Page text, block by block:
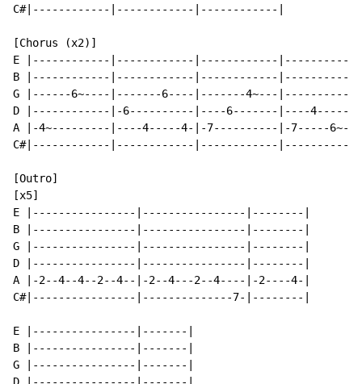
C#|------------|------------|------------|
[Chorus (x2)]
E |------------|------------|------------
B |------------|------------|------------
G |------6~----|-------6----|-------4~---
D |------------|-6----------|----6-------|----
A |-4~---------|----4-----4-|-7----------|-7-----
C#|------------|------------|------------
[Outro]
[x5]
E |----------------|----------------|--------|
B |----------------|----------------|--------|
G |----------------|----------------|--------|
D |----------------|----------------|--------|
A |-2--4--4--2--4--|-2--4---2--4----|-2----4-|
C#|----------------|--------------7-|--------|
E |----------------|-------|
B |----------------|-------|
G |----------------|-------|